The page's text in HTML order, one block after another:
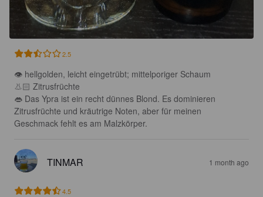
2.5
👁 hellgolden, leicht eingetrübt; mittelporiger Schaum
👃🏻 Zitrusfrüchte
👄 Das Ypra ist ein recht dünnes Blond. Es dominieren
Zitrusfrüchte und kräutrige Noten, aber für meinen
Geschmack fehlt es am Malzkörper.
TINMAR 1 month ago
4.5